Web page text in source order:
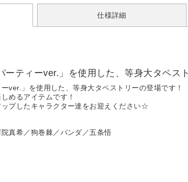
仕様詳細
ーティーver.」を使用した、等身大タペス
ver.」を使用した、等身大タペストリーの登場です！
めるアイテムです！
プしたキャラクター達をお迎えください☆
真希／狗巻棘／パンダ／五条悟